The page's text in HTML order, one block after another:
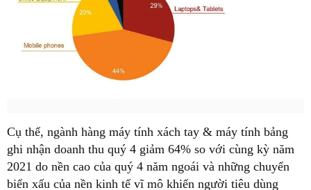
Cụ thể, ngành hàng máy tính xách tay & máy tính bảng
ghi nhận doanh thu quý 4 giảm 64% so với cùng kỳ năm
2021 do nền cao của quý 4 năm ngoái và những chuyển
biến xấu của nền kinh tế vĩ mô khiến người tiêu dùng